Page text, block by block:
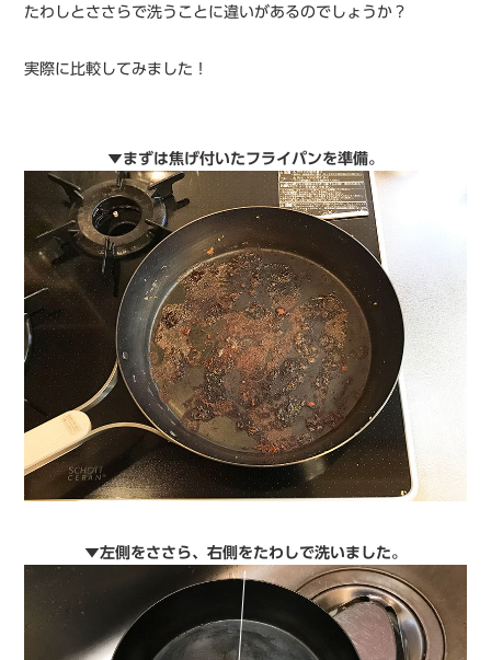
たわしとささらで洗うことに違いがあるのでしょうか？
実際に比較してみました！
▼まずは焦げ付いたフライパンを準備。
▼左側をささら、右側をたわしで洗いました。